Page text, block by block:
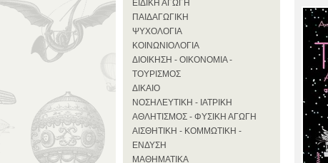
ΕΙΔΙΚΗ ΑΓΩΓΗ
ΠΑΙΔΑΓΩΓΙΚΗ
ΨΥΧΟΛΟΓΙΑ
ΚΟΙΝΩΝΙΟΛΟΓΙΑ
ΔΙΟΙΚΗΣΗ - ΟΙΚΟΝΟΜΙΑ -
ΤΟΥΡΙΣΜΟΣ
ΔΙΚΑΙΟ
ΝΟΣΗΛΕΥΤΙΚΗ - ΙΑΤΡΙΚΗ
ΑΘΛΗΤΙΣΜΟΣ - ΦΥΣΙΚΗ ΑΓΩΓΗ
ΑΙΣΘΗΤΙΚΗ - ΚΟΜΜΩΤΙΚΗ -
ΕΝΔΥΣΗ
ΜΑΘΗΜΑΤΙΚΑ